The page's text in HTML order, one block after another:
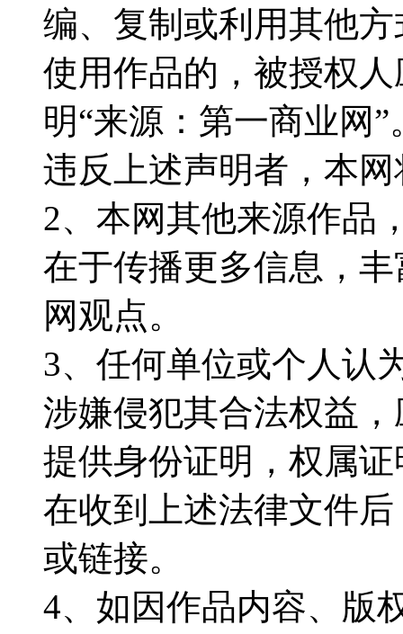
编、复制或利用其他
使用作品的，被授权
明“来源：第一商业网”
违反上述声明者，本
2、本网其他来源作品
在于传播更多信息，
网观点。
3、任何单位或个人认
涉嫌侵犯其合法权益
提供身份证明，权属
在收到上述法律文件
或链接。
4、如因作品内容、版